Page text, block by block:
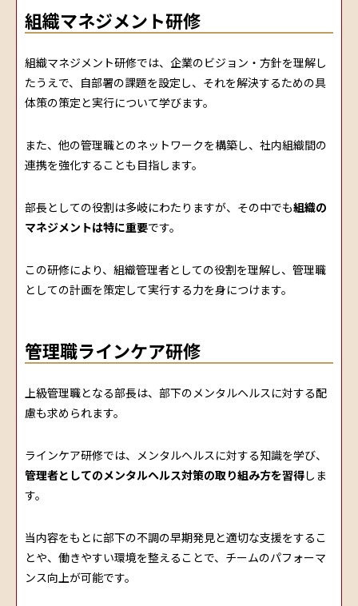
組織マネジメント研修
組織マネジメント研修では、企業のビジョン・方針を理解し
たうえで、自部署の課題を設定し、それを解決するための具
体策の策定と実行について学びます。
また、他の管理職とのネットワークを構築し、社内組織間の
連携を強化することも目指します。
部長としての役割は多岐にわたりますが、その中でも組織の
マネジメントは特に重要です。
この研修により、組織管理者としての役割を理解し、管理職
としての計画を策定して実行する力を身につけます。
管理職ラインケア研修
上級管理職となる部長は、部下のメンタルヘルスに対する配
慮も求められます。
ラインケア研修では、メンタルヘルスに対する知識を学び、
管理者としてのメンタルヘルス対策の取り組み方を習得しま
す。
当内容をもとに部下の不調の早期発見と適切な支援をするこ
とや、働きやすい環境を整えることで、チームのパフォーマ
ンス向上が可能です。